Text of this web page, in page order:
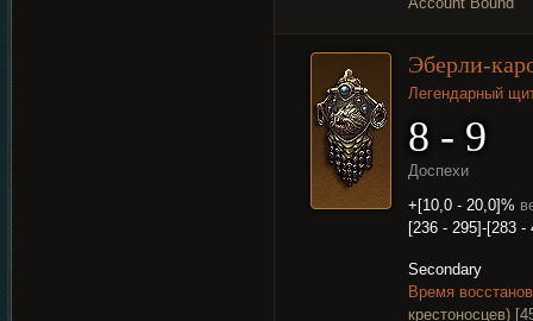
Эберли-
Легендарный
8 - 9
Доспехи
+[10,0 - 20,0]%
[236 - 295]-[283
Secondary
Время
крестоносцев)